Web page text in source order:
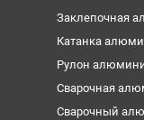
Заклепочная
Катанка
Рулон
Сварочная
Сварочный